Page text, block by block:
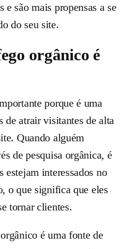
e são mais propensas a se
do seu site.
orgânico é
porque é uma
de atrair visitantes de alta
Quando alguém
de pesquisa orgânica, é
estejam interessados ​​no
o que significa que eles
tornar clientes.
é uma fonte de